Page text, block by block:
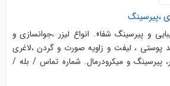
،پیرسینگ
و پیرسینگ شفا». انواع لیزر ،جوانسازی و
پوستی ، لیفت و زاویه صورت و گردن ،‌لاغری
و میکرودرمال. شماره تماس / بله /